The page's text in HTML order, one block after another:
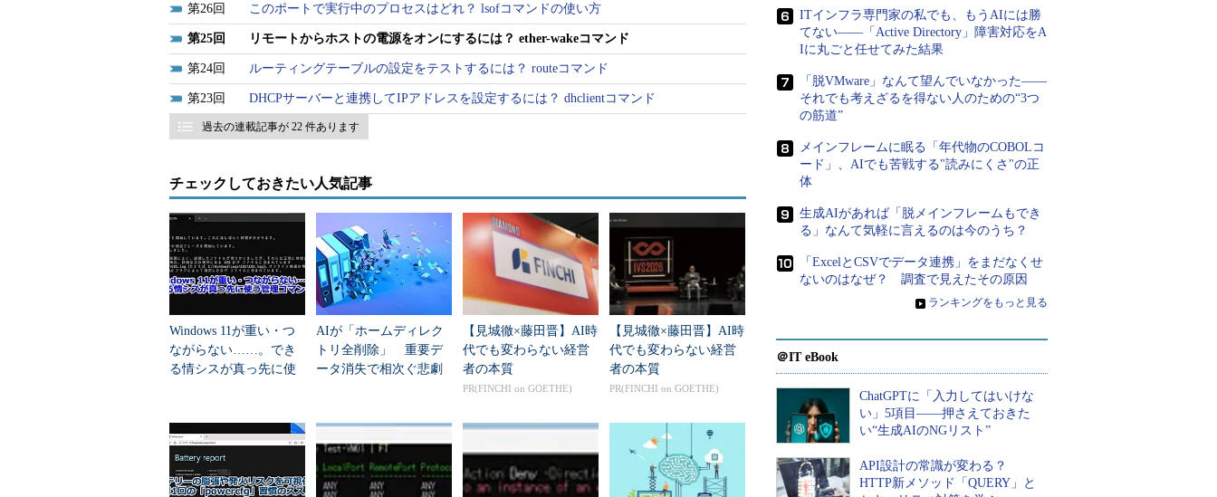
パケットを送出するネットワークデバイスを指定するには？
関連記事
「Wake-On-LAN入門」
ether-wakeコマンドとは？
「ether-wake」は、ネットワーク越しに離れた場所にあるホストの電源をオンにする、
いわゆる「Wake-On-LAN（WOL）」*を実行するためのコマンドです。
WOLにはいくつかの方式がありますが、ether-wakeコマンドは「マジックパケット」方
式に対応しています。マジックパケット方式とは、0xFFを6回繰り返した6バイトのデー
タと、WOLの対象とするホストのイーサネットアダプターが持つ固有ID（MACアドレ
ス）を16回繰り返した計102バイトのデータをブロードキャストで送信してWOLを実行す
るものです。
* Wake-On-LANの仕組みについては「 Wake-On-LAN入門 」（＠IT）をご覧ください。
ether-wakeコマンドで電源オンできるホスト（マジックパケット方式によるWOL対応ホ
スト）は、イーサネットアダプターやBIOSがWOLに対応していること、OSがACPI 2.0規
格に準拠していることなどの条件があります。
26 このポートで実行中のプロセスはどれ？ lsofコマンドの使い方
25 リモートからホストの電源をオンにするには？ ether-wakeコマンド
24 ルーティングテーブルの設定をテストするには？ routeコマンド
23 DHCPサーバーと連携してIPアドレスを設定するには？ dhclientコマンド
過去の連載記事が 22 件あります
チェックしておきたい人気記事
Windows 11が重い・つ
ながらない……。でき
る情シスが真っ先に使
AIが「ホームディレク
トリ全削除」 重要デ
ータ消失で相次ぐ悲劇
【見城徹×藤田晋】AI時
代でも変わらない経営
者の本質
PR(FINCHI on GOETHE)
【見城徹×藤田晋】AI時
代でも変わらない経営
者の本質
PR(FINCHI on GOETHE)
ITインフラ専門家の私でも、もうAIには勝
てない――「Active Directory」障害対応をA
Iに丸ごと任せてみた結果
「脱VMware」なんて望んでいなかった――
それでも考えざるを得ない人のための“3つ
の筋道”
メインフレームに眠る「年代物のCOBOLコ
ード」、AIでも苦戦する"読みにくさ"の正
体
生成AIがあれば「脱メインフレームもでき
る」なんて気軽に言えるのは今のうち？
「ExcelとCSVでデータ連携」をまだなくせ
ないのはなぜ？ 調査で見えたその原因
» ランキングをもっと見る
＠IT eBook
ChatGPTに「入力してはいけな
い」5項目――押さえておきた
い“生成AIのNGリスト”
API設計の常識が変わる？
HTTP新メソッド「QUERY」と